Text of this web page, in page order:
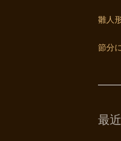
雛人
節分
最